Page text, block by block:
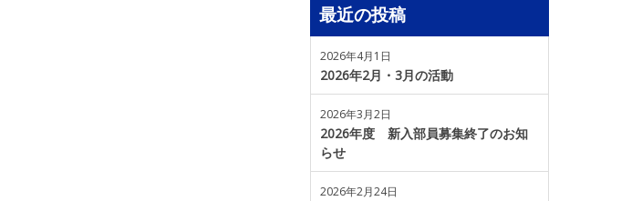
最近の投稿
2026年4月1日
2026年2月・3月の活動
2026年3月2日
2026年度 新入部員募集終了のお知
らせ
2026年2月24日